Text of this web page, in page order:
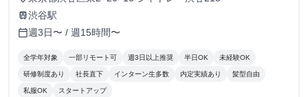
train渋谷駅
calendar_today週3日〜 / 週15時間〜
全学年対象 一部リモート可 週3日以上推奨 半日OK 未経験OK
研修制度あり 社長直下 インターン生多数 内定実績あり 髪型自由
私服OK スタートアップ